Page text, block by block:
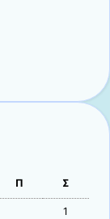
Π Σ
1